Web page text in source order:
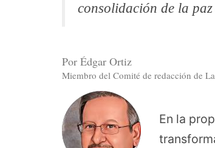
consolidación de la
Por Édgar Ortiz
Miembro del Comité de redacción de
En la